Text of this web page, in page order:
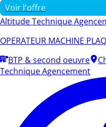
Voir l'offre
Altitude Technique
OPERATEUR MACHINE
BTP & second oeuvre
Technique Agencement